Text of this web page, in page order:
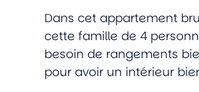
Dans cet appartement
cette famille de 4
besoin de rangements
pour avoir un intérieur